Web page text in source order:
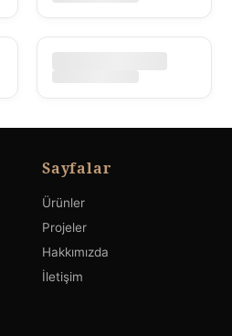
Sayfalar
Ürünler
Projeler
Hakkımızda
İletişim